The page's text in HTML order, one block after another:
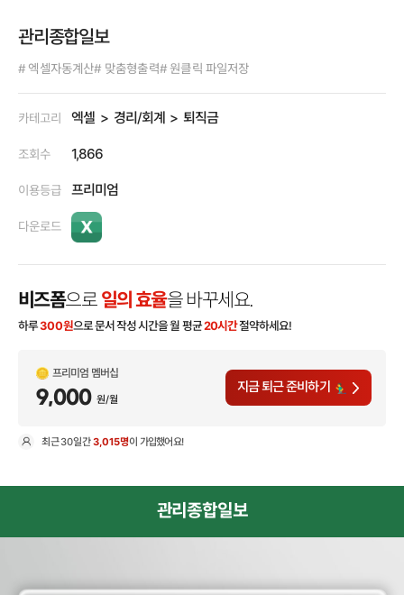
관리종합일보
# 엑셀자동계산# 맞춤형출력# 원클릭 파일저장
카테고리 엑셀 경리/회계 퇴직금
조회수 1,866
이용등급 프리미엄
다운로드
비즈폼으로 일의 효율을 바꾸세요.
하루300원으로 문서 작성 시간을 월 평균20시간절약하세요!
프리미엄 멤버십
9,000 원/월
지금 퇴근 준비하기
최근30일간3,015명이 가입했어요!
관리종합일보